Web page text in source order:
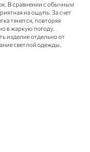
В сравнении с обычным
на ощупь. За счет
тянется, повторяя
в жаркую погоду.
изделие отдельно от
светлой одежды.